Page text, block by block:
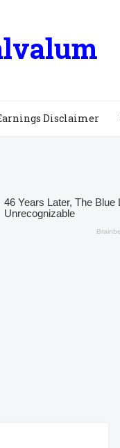
Disclaimer